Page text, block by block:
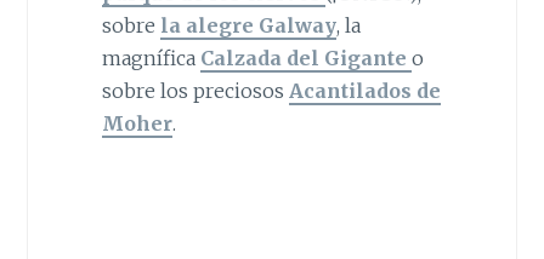
sobre la alegre Galway, la
magnífica Calzada del Gigante o
sobre los preciosos Acantilados de
Moher.